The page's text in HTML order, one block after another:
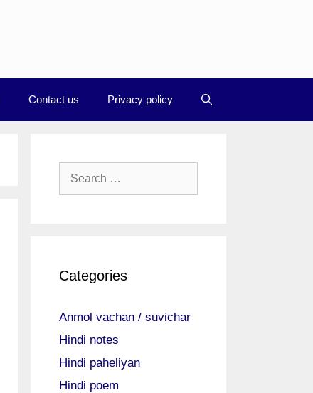
Contact us Privacy policy
Search
Categories
Anmol vachan / suvichar
Hindi notes
Hindi paheliyan
Hindi poem